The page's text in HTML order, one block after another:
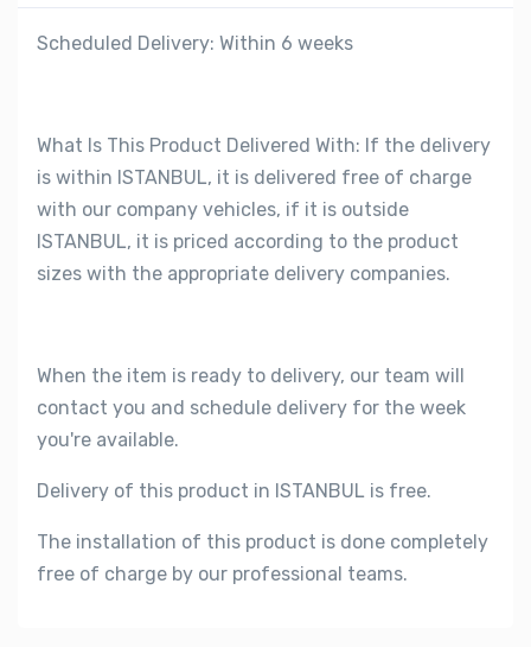
Scheduled Delivery: Within 6 weeks
What Is This Product Delivered With: If the delivery
is within ISTANBUL, it is delivered free of charge
with our company vehicles, if it is outside
ISTANBUL, it is priced according to the product
sizes with the appropriate delivery companies.
When the item is ready to delivery, our team will
contact you and schedule delivery for the week
you're available.
Delivery of this product in ISTANBUL is free.
The installation of this product is done completely
free of charge by our professional teams.